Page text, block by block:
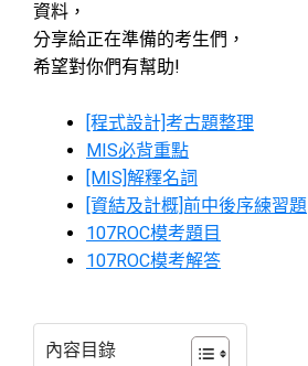
資料，
分享給正在準備的考生們，
希望對你們有幫助!
[程式設計]考古題整理
MIS必背重點
[MIS]解釋名詞
[資結及計概]前中後序練習題
107ROC模考題目
107ROC模考解答
內容目錄